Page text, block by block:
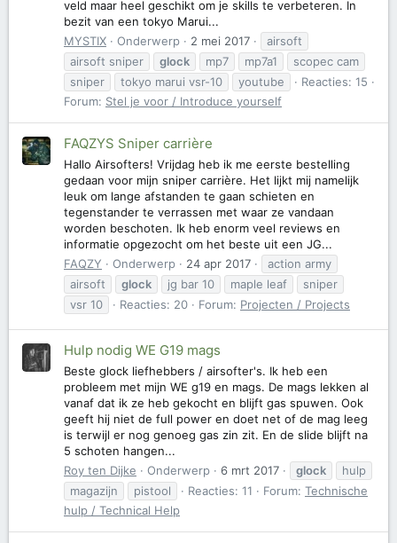
veld maar heel geschikt om je skills te verbeteren. In
bezit van een tokyo Marui...
MYSTIX
Onderwerp 2 mei 2017
airsoft
airsoft sniper
glock mp7 mp7a1
scopec cam
sniper
tokyo marui vsr-10 youtube
Reacties: 15
Forum: Stel je voor / Introduce yourself
FAQZYS Sniper carrière
Hallo Airsofters! Vrijdag heb ik me eerste bestelling
gedaan voor mijn sniper carrière. Het lijkt mij namelijk
leuk om lange afstanden te gaan schieten en
tegenstander te verrassen met waar ze vandaan
worden beschoten. Ik heb enorm veel reviews en
informatie opgezocht om het beste uit een JG...
FAQZY
Onderwerp 24 apr 2017
action army
airsoft
glock jg bar 10 maple leaf
sniper
vsr 10
Reacties: 20 Forum: Projecten / Projects
Hulp nodig WE G19 mags
Beste glock liefhebbers / airsofter's. Ik heb een
probleem met mijn WE g19 en mags. De mags lekken al
vanaf dat ik ze heb gekocht en blijft gas spuwen. Ook
geeft hij niet de full power en doet net of de mag leeg
is terwijl er nog genoeg gas zin zit. En de slide blijft na
5 schoten hangen...
Roy ten Dijke
Onderwerp 6 mrt 2017 glock
hulp
magazijn
pistool Reacties: 11 Forum: Technische
hulp / Technical Help